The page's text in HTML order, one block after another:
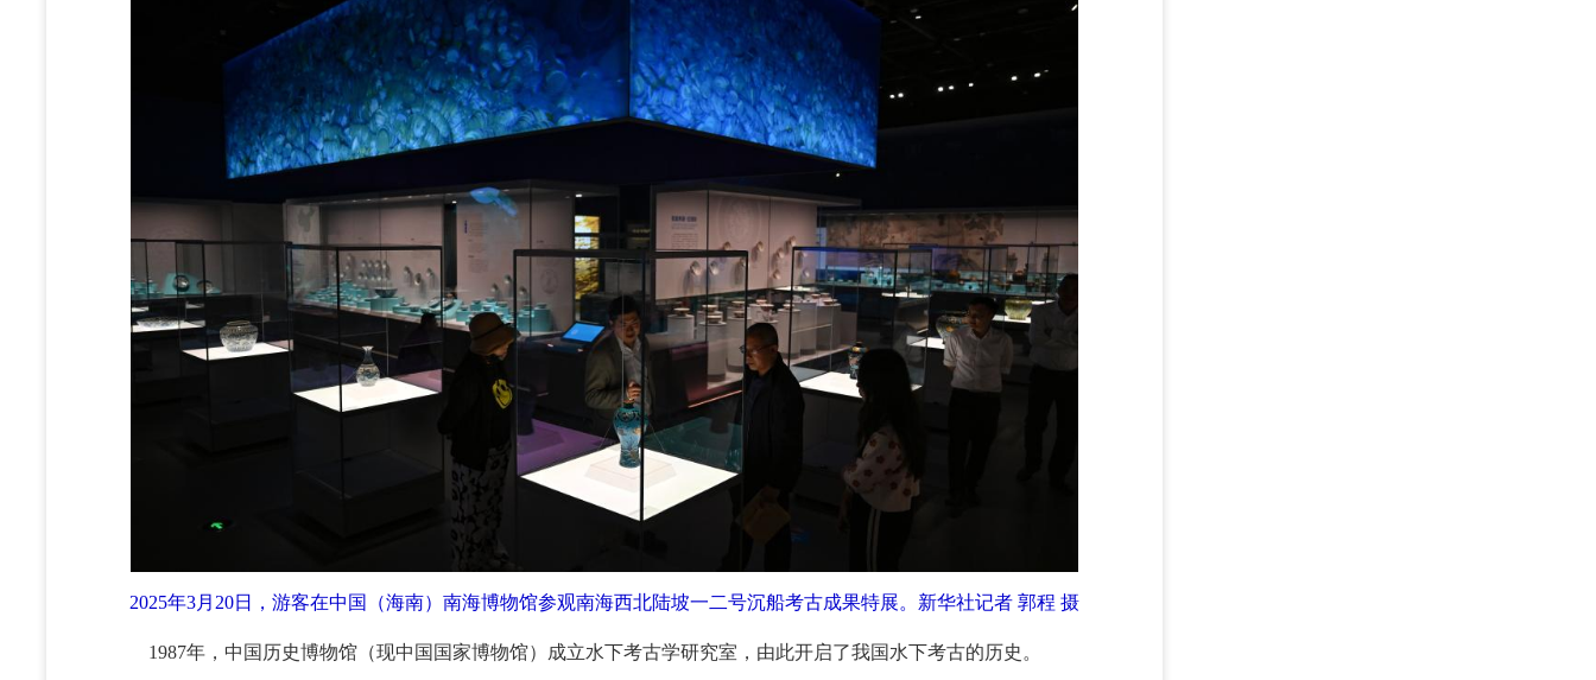
2025年3月20日，游客在中国（海南）南海博物馆参观南海西北陆坡一二号沉船考古成果特展。新华社记者 郭程 摄
1987年，中国历史博物馆（现中国国家博物馆）成立水下考古学研究室，由此开启了我国水下考古的历史。